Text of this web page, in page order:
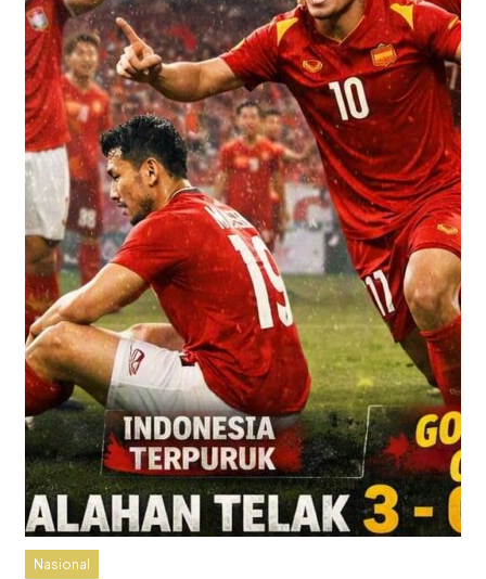
Nasional